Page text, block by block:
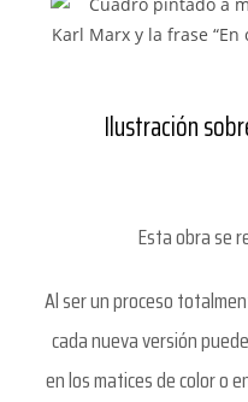
Ilustración
Esta obra se
Al ser un proceso
cada nueva versión
en los matices de color o